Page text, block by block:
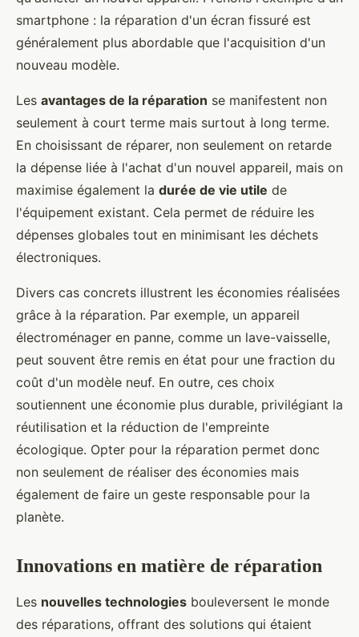
smartphone : la réparation d'un écran fissuré est
généralement plus abordable que l'acquisition d'un
nouveau modèle.
Les avantages de la réparation se manifestent non
seulement à court terme mais surtout à long terme.
En choisissant de réparer, non seulement on retarde
la dépense liée à l'achat d'un nouvel appareil, mais on
maximise également la durée de vie utile de
l'équipement existant. Cela permet de réduire les
dépenses globales tout en minimisant les déchets
électroniques.
Divers cas concrets illustrent les économies réalisées
grâce à la réparation. Par exemple, un appareil
électroménager en panne, comme un lave-vaisselle,
peut souvent être remis en état pour une fraction du
coût d'un modèle neuf. En outre, ces choix
soutiennent une économie plus durable, privilégiant la
réutilisation et la réduction de l'empreinte
écologique. Opter pour la réparation permet donc
non seulement de réaliser des économies mais
également de faire un geste responsable pour la
planète.
Innovations en matière de réparation
Les nouvelles technologies bouleversent le monde
des réparations, offrant des solutions qui étaient